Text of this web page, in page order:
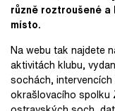
různě roztroušené
místo.
Na webu tak najdete
aktivitách klubu,
sochách,
okrašlovacího spolku